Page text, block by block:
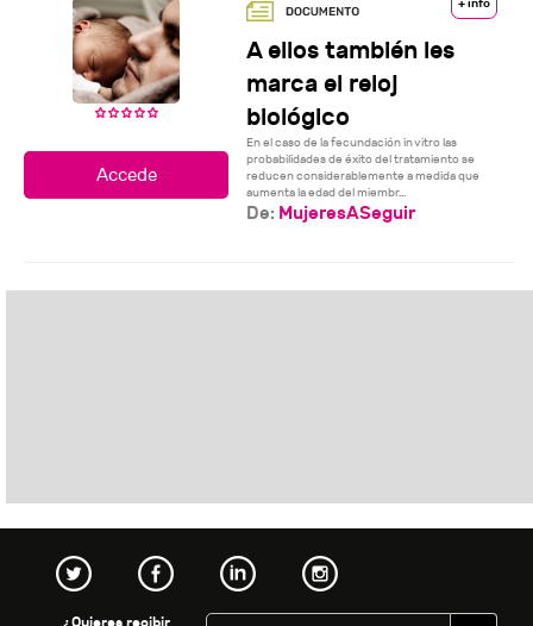
+ info
A ellos también les
marca el reloj
biológico
En el caso de la fecundación in vitro las
probabilidades de éxito del tratamiento se
reducen considerablemente a medida que
aumenta la edad del miembr...
De: MujeresASeguir
¿Quieres recibir